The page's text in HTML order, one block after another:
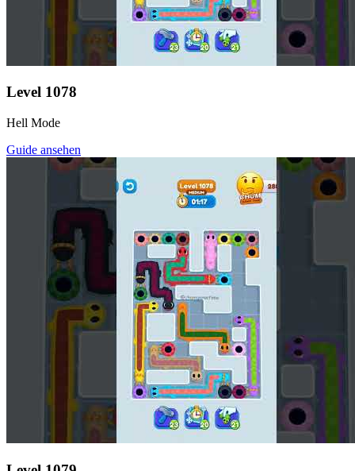
Level 1078
Hell Mode
Guide ansehen